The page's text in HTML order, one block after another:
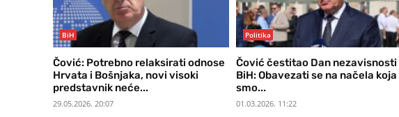
BiH
Čović: Potrebno relaksirati odnose
Hrvata i Bošnjaka, novi visoki
predstavnik neće...
29.05.2026. 20:07
Politika
Čović čestitao Dan nezavisnosti
BiH: Obavezati se na načela koja
smo...
01.03.2026. 11:22